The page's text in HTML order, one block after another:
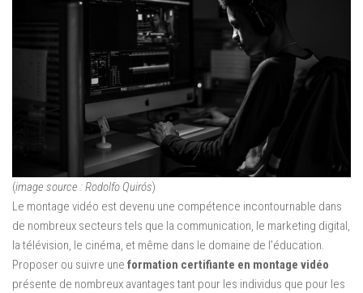
(image source : Rodolfo Quirós)
Le montage vidéo est devenu une compétence incontournable dans
de nombreux secteurs tels que la communication, le marketing digital,
la télévision, le cinéma, et même dans le domaine de l’éducation.
Proposer ou suivre une formation certifiante en montage vidéo
présente de nombreux avantages tant pour les individus que pour les